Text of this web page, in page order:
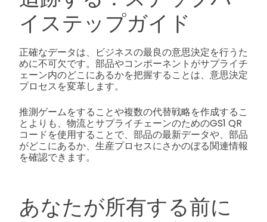
イステップガイド
正確なデータは、ビジネスの最良の意思決定を行うた
めに不可欠です。部品やコンポーネントがサプライチ
ェーン内のどこにあるかを把握することは、意思決定
プロセスを変革します。
推測ゲームをすることや複数の代替戦略を作成するこ
とよりも、物流とサプライチェーンのためのGS1 QR
コードを使用することで、部品の最新データや、部品
がどこにあるか、生産プロセスにさかのぼる関連情報
を確認できます。
あなたが所有する前に